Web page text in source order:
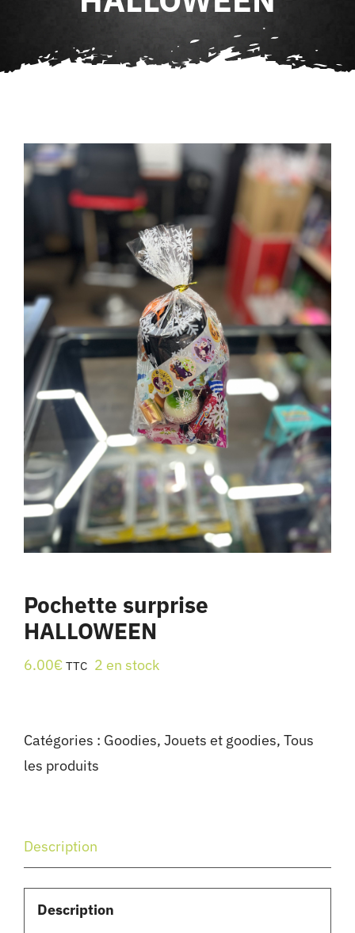
Contact
Pochette surprise
HALLOWEEN
6.00€ TTC 2 en stock
Catégories : Goodies, Jouets et goodies, Tous
les produits
Description
Description